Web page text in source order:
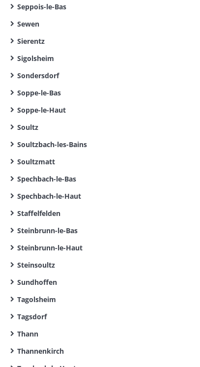
Seppois-le-Bas
Sewen
Sierentz
Sigolsheim
Sondersdorf
Soppe-le-Bas
Soppe-le-Haut
Soultz
Soultzbach-les-Bains
Soultzmatt
Spechbach-le-Bas
Spechbach-le-Haut
Staffelfelden
Steinbrunn-le-Bas
Steinbrunn-le-Haut
Steinsoultz
Sundhoffen
Tagolsheim
Tagsdorf
Thann
Thannenkirch